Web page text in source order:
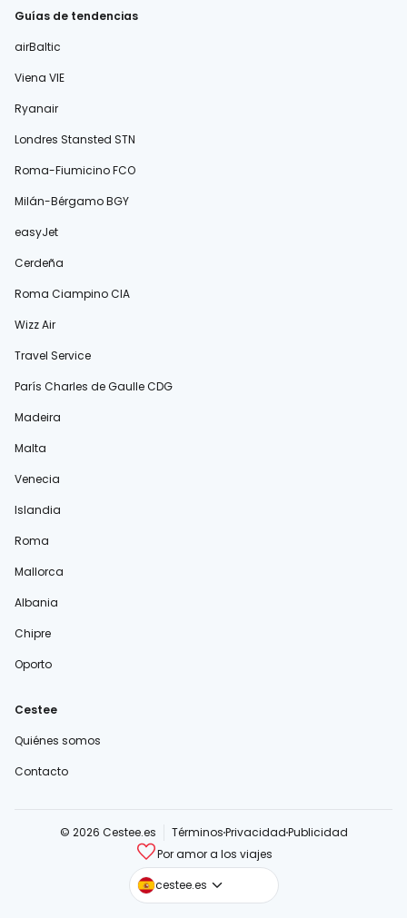
Guías de tendencias
airBaltic
Viena VIE
Ryanair
Londres Stansted STN
Roma-Fiumicino FCO
Milán-Bérgamo BGY
easyJet
Cerdeña
Roma Ciampino CIA
Wizz Air
Travel Service
París Charles de Gaulle CDG
Madeira
Malta
Venecia
Islandia
Roma
Mallorca
Albania
Chipre
Oporto
Cestee
Quiénes somos
Contacto
© 2026 Cestee.es TérminosPrivacidadPublicidad
Por amor a los viajes
cestee.es
cestee.com
cestee.sk